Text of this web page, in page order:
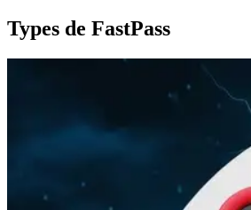
Types de FastPass